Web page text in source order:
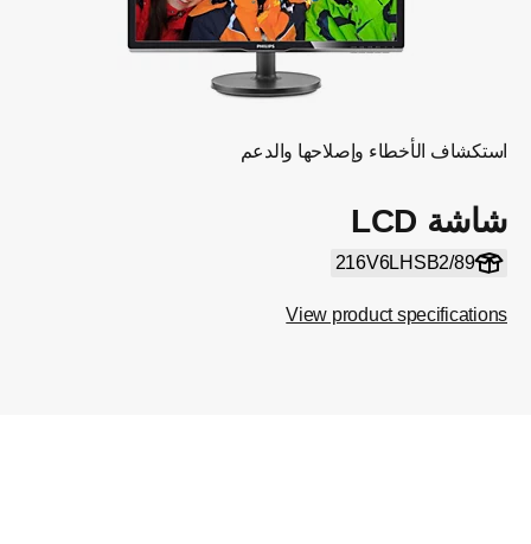
استكشاف الأخطاء وإصلاحها والدعم
شاشة LCD
216V6LHSB2/89
View product specifications